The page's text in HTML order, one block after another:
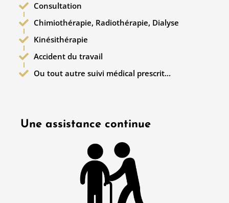
Consultation
Chimiothérapie, Radiothérapie, Dialyse
Kinésithérapie
Accident du travail
Ou tout autre suivi médical prescrit...
Une assistance continue